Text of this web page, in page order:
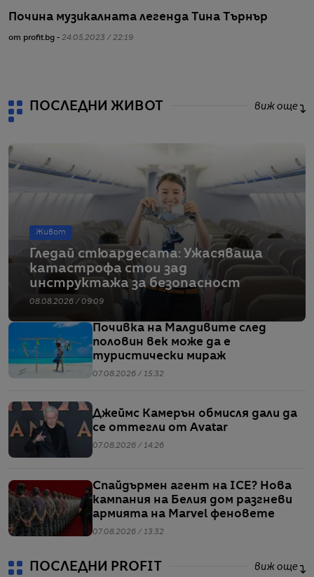
Почина музикалната легенда Тина Търнър
от profit.bg - 24.05.2023 / 22:19
ПОСЛЕДНИ ЖИВОТ виж още
Живот
Гледай стюардесата: Ужасяваща
катастрофа стои зад
инструктажа за безопасност
08.08.2026 / 09:09
Почивка на Малдивите след
половин век може да е
туристически мираж
07.08.2026 / 15:32
Джеймс Камерън обмисля дали да
се оттегли от Avatar
07.08.2026 / 14:26
Спайдърмен агент на ICE? Нова
кампания на Белия дом разгневи
армията на Marvel феновете
07.08.2026 / 13:32
ПОСЛЕДНИ PROFIT виж още